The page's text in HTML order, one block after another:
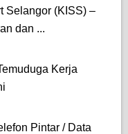
Selangor (KISS) –
dan ...
Kerja
Pintar / Data